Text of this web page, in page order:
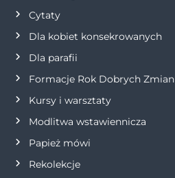
a
w
p
i
s
u
Cytaty
Dla kobiet konsekrowanych
Dla parafii
Formacje Rok Dobrych Zmian
Kursy i warsztaty
Modlitwa wstawiennicza
Papież mówi
Rekolekcje